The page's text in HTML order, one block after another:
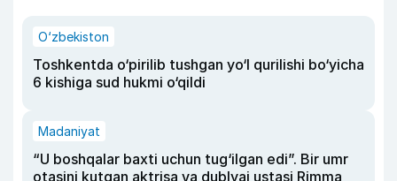
O‘zbekiston
Toshkentda o‘pirilib tushgan yo‘l qurilishi bo‘yicha
6 kishiga sud hukmi o‘qildi
Madaniyat
“U boshqalar baxti uchun tug‘ilgan edi”. Bir umr
otasini kutgan aktrisa va dublyaj ustasi Rimma